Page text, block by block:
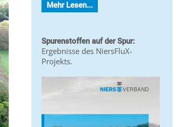
Mehr Lesen...
Spurenstoffen auf der Spur:
Ergebnisse des NiersFluX-
Projekts.